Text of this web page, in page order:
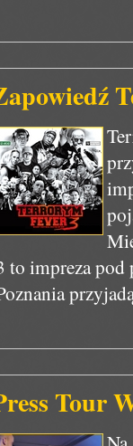
to impreza
Tour